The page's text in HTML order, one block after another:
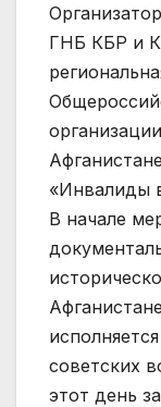
ГНБ КБР и
«Инвалиды
В начале
советских
этот день